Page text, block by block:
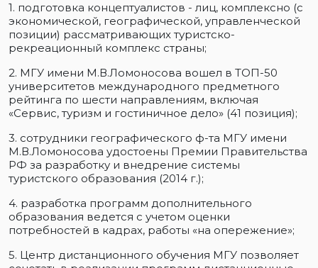
1. подготовка концептуалистов - лиц, комплексно (с
экономической, географической, управленческой
позиции) рассматривающих туристско-
рекреационный комплекс страны;
2. МГУ имени М.В.Ломоносова вошел в ТОП-50
университетов международного предметного
рейтинга по шести направлениям, включая
«Сервис, туризм и гостиничное дело» (41 позиция);
3. сотрудники географического ф-та МГУ имени
М.В.Ломоносова удостоены Премии Правительства
РФ за разработку и внедрение системы
туристского образования (2014 г.);
4. разработка программ дополнительного
образования ведется с учетом оценки
потребностей в кадрах, работы «на опережение»;
5. Центр дистанционного обучения МГУ позволяет